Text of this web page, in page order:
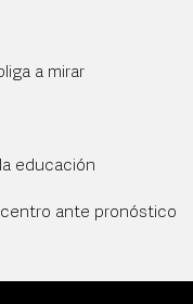
a mirar
educación
ante pronóstico